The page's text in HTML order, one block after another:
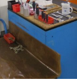
5.5 kW
по ос X: 260 mm
mm Диапазон на
ос Максимална
Максимален
Бърз ход: 30 m/
с